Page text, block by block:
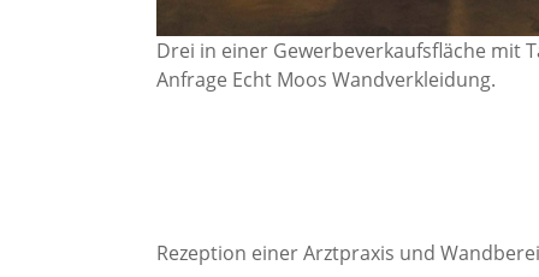
Drei in einer Gewerbeverkaufsfläche mit
Anfrage Echt Moos Wandverkleidung.
Rezeption einer Arztpraxis und